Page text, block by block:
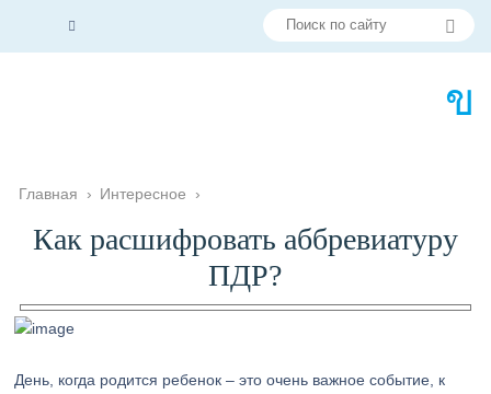
Главная › Интересное ›
Как расшифровать аббревиатуру
ПДР?
День, когда родится ребенок – это очень важное событие, к